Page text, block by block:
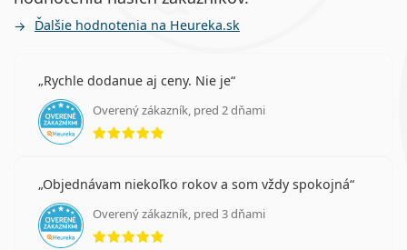
Ďalšie hodnotenia na Heureka.sk
Rychle dodanue aj ceny. Nie je
Overený zákazník, pred 2 dňami
hodnotenie 5 z 5
Objednávam niekoľko rokov a som vždy spokojná
Overený zákazník, pred 3 dňami
hodnotenie 5 z 5